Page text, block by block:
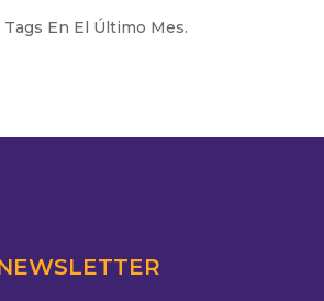
En El Último Mes.